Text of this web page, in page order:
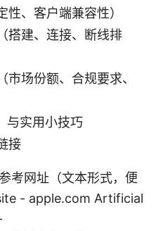
、客户端兼容性）
搭建、连接、断线排
场份额、合规要求、
与实用小技巧
接
考网址（文本形式，便
- apple.com Artificial